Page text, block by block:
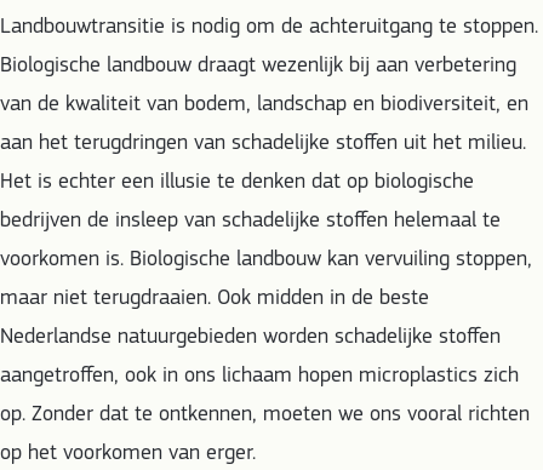
Landbouwtransitie is nodig om de achteruitgang te stoppen.
Biologische landbouw draagt wezenlijk bij aan verbetering
van de kwaliteit van bodem, landschap en biodiversiteit, en
aan het terugdringen van schadelijke stoffen uit het milieu.
Het is echter een illusie te denken dat op biologische
bedrijven de insleep van schadelijke stoffen helemaal te
voorkomen is. Biologische landbouw kan vervuiling stoppen,
maar niet terugdraaien. Ook midden in de beste
Nederlandse natuurgebieden worden schadelijke stoffen
aangetroffen, ook in ons lichaam hopen microplastics zich
op. Zonder dat te ontkennen, moeten we ons vooral richten
op het voorkomen van erger.